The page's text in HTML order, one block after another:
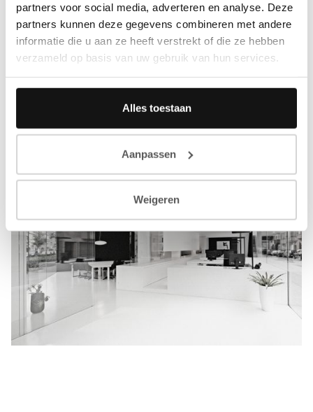
partners voor social media, adverteren en analyse. Deze
partners kunnen deze gegevens combineren met andere
informatie die u aan ze heeft verstrekt of die ze hebben
verzameld op basis van uw gebruik van hun services.
Alles toestaan
Aanpassen
Weigeren